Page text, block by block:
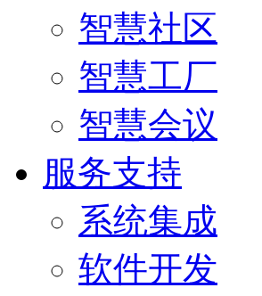
智慧社区
智慧工厂
智慧会议
服务支持
系统集成
软件开发